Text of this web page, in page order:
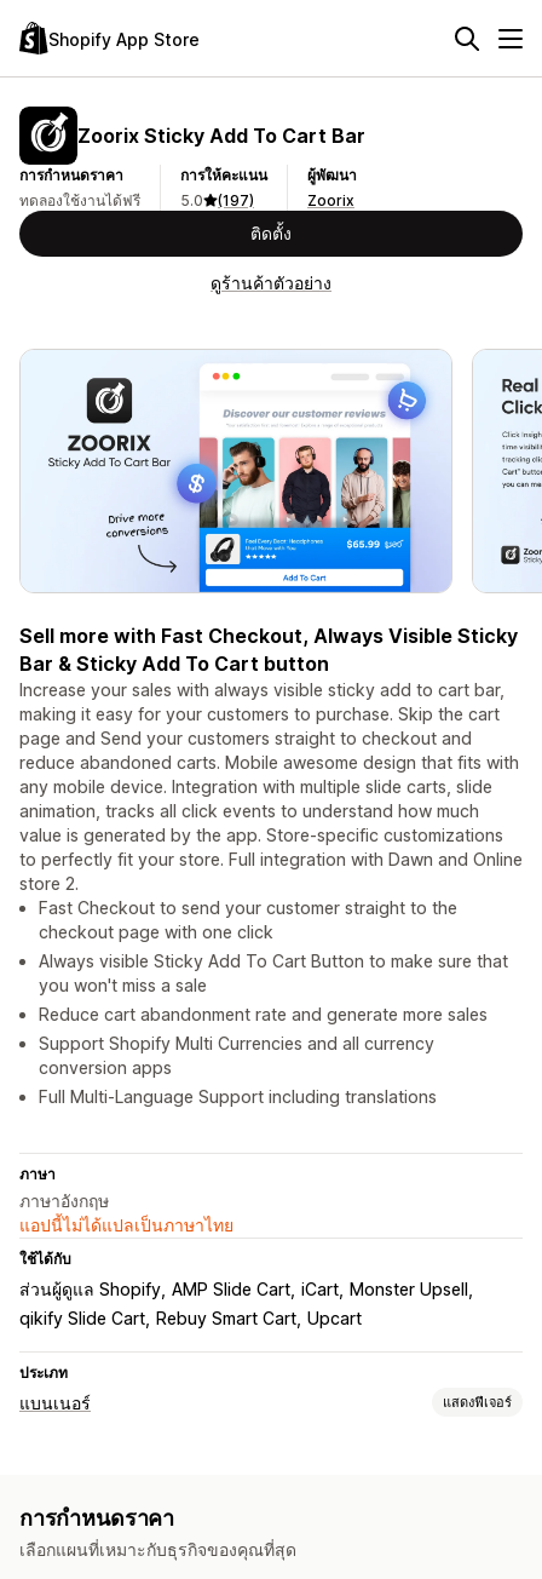
Shopify App Store
Zoorix Sticky Add To Cart Bar
การกำหนดราคา
ทดลองใช้งานได้ฟรี
การให้คะแนน
5.0
(197)
ผู้พัฒนา
Zoorix
ติดตั้ง
ดูร้านค้าตัวอย่าง
Sell more with Fast Checkout, Always Visible Sticky
Bar & Sticky Add To Cart button
Increase your sales with always visible sticky add to cart bar,
making it easy for your customers to purchase. Skip the cart
page and Send your customers straight to checkout and
reduce abandoned carts. Mobile awesome design that fits with
any mobile device. Integration with multiple slide carts, slide
animation, tracks all click events to understand how much
value is generated by the app. Store-specific customizations
to perfectly fit your store. Full integration with Dawn and Online
store 2.
Fast Checkout to send your customer straight to the
checkout page with one click
Always visible Sticky Add To Cart Button to make sure that
you won't miss a sale
Reduce cart abandonment rate and generate more sales
Support Shopify Multi Currencies and all currency
conversion apps
Full Multi-Language Support including translations
ภาษา
ภาษาอังกฤษ
แอปนี้ไม่ได้แปลเป็นภาษาไทย
ใช้ได้กับ
ส่วนผู้ดูแล Shopify AMP Slide Cart iCart
Monster Upsell
qikify Slide Cart
Rebuy Smart Cart Upcart
ประเภท
แบนเนอร์ แสดงฟีเจอร์
การปรับแต่ง
ภาพเคลื่อนไหว
การกำหนดราคา
เลือกแผนที่เหมาะกับธุรกิจของคุณที่สุด